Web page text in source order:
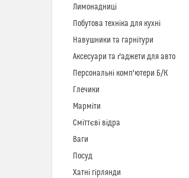
Лимонадниці
Побутова техніка для кухні
Навушники та гарнітури
Аксесуари та ґаджети для авто
Персональні комп'ютери Б/К
Глечики
Марміти
Сміттєві відра
Ваги
Посуд
Хатні гірлянди